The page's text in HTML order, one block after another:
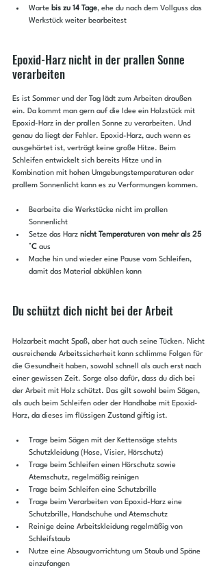
Warte bis zu 14 Tage, ehe du nach dem Vollguss das
Werkstück weiter bearbeitest
Epoxid-Harz nicht in der prallen Sonne
verarbeiten
Es ist Sommer und der Tag lädt zum Arbeiten draußen
ein. Da kommt man gern auf die Idee ein Holzstück mit
Epoxid-Harz in der prallen Sonne zu verarbeiten. Und
genau da liegt der Fehler. Epoxid-Harz, auch wenn es
ausgehärtet ist, verträgt keine große Hitze. Beim
Schleifen entwickelt sich bereits Hitze und in
Kombination mit hohen Umgebungstemperaturen oder
prallem Sonnenlicht kann es zu Verformungen kommen.
Bearbeite die Werkstücke nicht im prallen
Sonnenlicht
Setze das Harz nicht Temperaturen von mehr als 25
°C aus
Mache hin und wieder eine Pause vom Schleifen,
damit das Material abkühlen kann
Du schützt dich nicht bei der Arbeit
Holzarbeit macht Spaß, aber hat auch seine Tücken. Nicht
ausreichende Arbeitssicherheit kann schlimme Folgen für
die Gesundheit haben, sowohl schnell als auch erst nach
einer gewissen Zeit. Sorge also dafür, dass du dich bei
der Arbeit mit Holz schützt. Das gilt sowohl beim Sägen,
als auch beim Schleifen oder der Handhabe mit Epoxid-
Harz, da dieses im flüssigen Zustand giftig ist.
Trage beim Sägen mit der Kettensäge stehts
Schutzkleidung (Hose, Visier, Hörschutz)
Trage beim Schleifen einen Hörschutz sowie
Atemschutz, regelmäßig reinigen
Trage beim Schleifen eine Schutzbrille
Trage beim Verarbeiten von Epoxid-Harz eine
Schutzbrille, Handschuhe und Atemschutz
Reinige deine Arbeitskleidung regelmäßig von
Schleifstaub
Nutze eine Absaugvorrichtung um Staub und Späne
einzufangen